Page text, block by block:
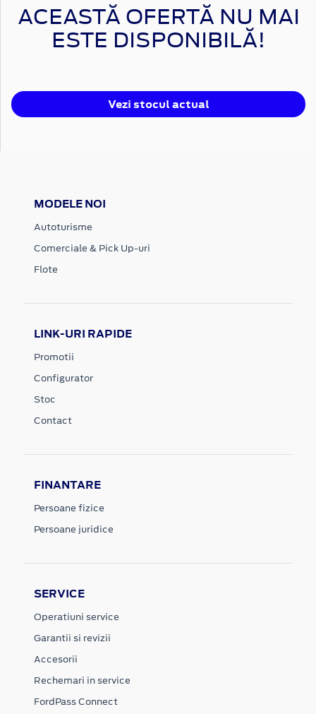
ACEASTĂ OFERTĂ NU MAI
ESTE DISPONIBILĂ!
Vezi stocul actual
MODELE NOI
Autoturisme
Comerciale & Pick Up-uri
Flote
LINK-URI RAPIDE
Promotii
Configurator
Stoc
Contact
FINANTARE
Persoane fizice
Persoane juridice
SERVICE
Operatiuni service
Garantii si revizii
Accesorii
Rechemari in service
FordPass Connect